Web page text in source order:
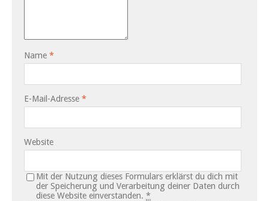
Name *
E-Mail-Adresse *
Website
Mit der Nutzung dieses Formulars erklärst du dich mit
der Speicherung und Verarbeitung deiner Daten durch
diese Website einverstanden. *